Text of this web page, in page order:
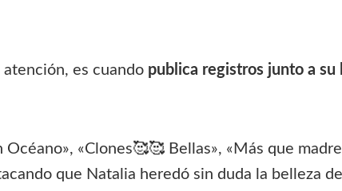
atención, es cuando publica registros junto a su
«Clones🥰🥰 Bellas», «Más que
que Natalia heredó sin duda la belleza